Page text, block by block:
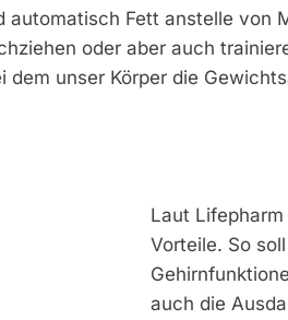
Fett anstelle von
oder aber auch
unser Körper die
Laut
Vorteile. So
auch die